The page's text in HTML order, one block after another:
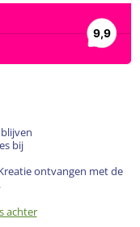
bij
ontvangen met de
achter